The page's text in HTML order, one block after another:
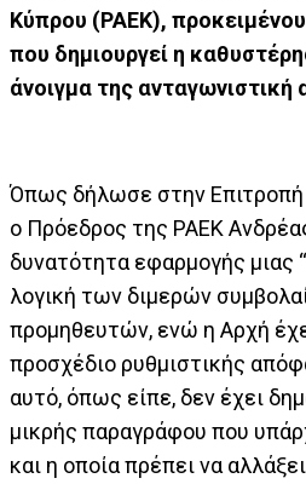
Κύπρου (ΡΑΕΚ),
που δημιουργεί η
άνοιγμα της ανταγωνιστική
Όπως δήλωσε στην Επιτροπή
ο Πρόεδρος της ΡΑΕΚ
δυνατότητα εφαρμογής μιας
λογική των διμερών
προμηθευτών, ενώ η Αρχή
προσχέδιο ρυθμιστικής
αυτό, όπως είπε, δεν έχει
μικρής παραγράφου που
και η οποία πρέπει να